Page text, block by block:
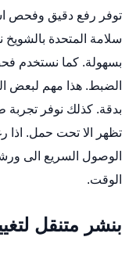
توفر رفع دقيق وفحص
سلامة المتحدة
بسهولة. كما نستخدم
الضبط. هذا مهم لبعض
بدقة. كذلك نوفر تجربة
تظهر الا تحت حمل. اذا
الوصول السريع الى
الوقت.
بنشر متنقل